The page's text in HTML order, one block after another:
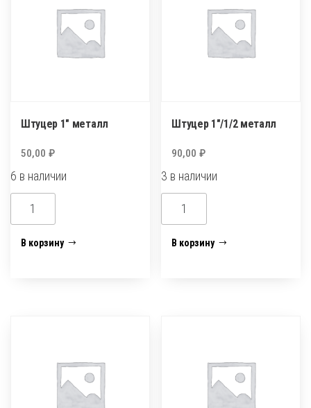
Штуцер 1″ металл
50,00 ₽
6 в наличии
Количество
товара
Штуцер
В корзину
Штуцер 1″/1/2 металл
90,00₽
3 в наличии
Количество
товара
Штуцер
В корзину